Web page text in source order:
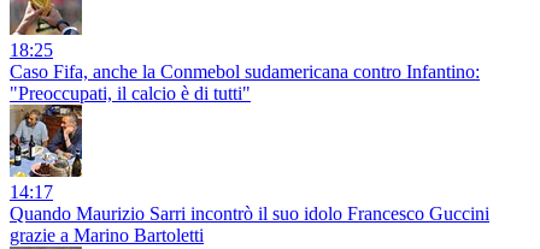
18:25
Caso Fifa, anche la Conmebol sudamericana contro Infantino:
"Preoccupati, il calcio è di tutti"
14:17
Quando Maurizio Sarri incontrò il suo idolo Francesco Guccini
grazie a Marino Bartoletti